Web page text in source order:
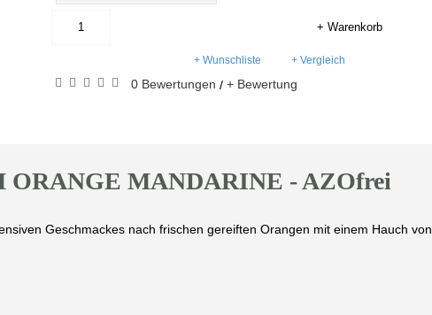
+ Warenkorb
+ Wunschliste + Vergleich
0 Bewertungen / + Bewertung
ORANGE MANDARINE - AZOfrei
Geschmackes nach frischen gereiften Orangen mit einem Hauch von